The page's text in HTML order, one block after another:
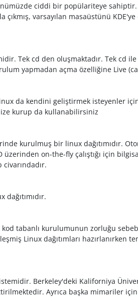
ciddi bir popülariteye
varsayılan masaüstünü KDE'ye
Tek cd den oluşmaktadır. Tek cd ile
yapmadan açma özelliğine Live
da kendini geliştirmek isteyenler
kurup da kullanabilirsiniz
kurulmuş bir linux dağıtımıdır.
on-the-fly çalıştığı için
kod tabanlı kurulumunun zorluğu
Linux dağıtımları hazırlanırken
Berkeley'deki Kaliforniya
Ayrıca başka mimariler